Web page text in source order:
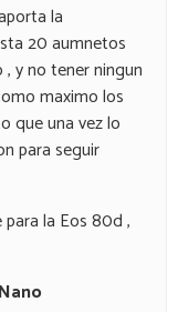
la
20 aumnetos
y no tener ningun
maximo los
que una vez lo
para seguir
la Eos 80d ,